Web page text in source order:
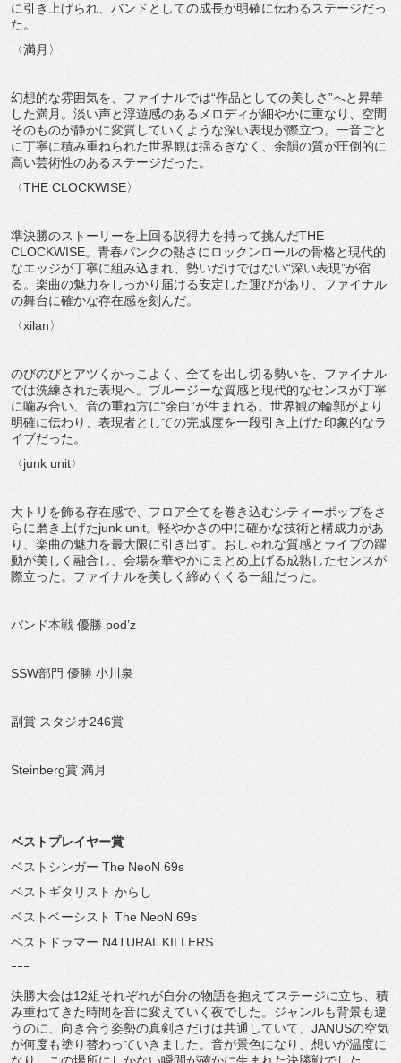
に引き上げられ、バンドとしての成長が明確に伝わるステージだっ
た。
〈満月〉
幻想的な雰囲気を、ファイナルでは“作品としての美しさ”へと昇華
した満月。淡い声と浮遊感のあるメロディが細やかに重なり、空間
そのものが静かに変質していくような深い表現が際立つ。一音ごと
に丁寧に積み重ねられた世界観は揺るぎなく、余韻の質が圧倒的に
高い芸術性のあるステージだった。
〈THE CLOCKWISE〉
準決勝のストーリーを上回る説得力を持って挑んだTHE
CLOCKWISE。青春パンクの熱さにロックンロールの骨格と現代的
なエッジが丁寧に組み込まれ、勢いだけではない“深い表現”が宿
る。楽曲の魅力をしっかり届ける安定した運びがあり、ファイナル
の舞台に確かな存在感を刻んだ。
〈xilan〉
のびのびとアツくかっこよく、全てを出し切る勢いを、ファイナル
では洗練された表現へ。ブルージーな質感と現代的なセンスが丁寧
に噛み合い、音の重ね方に“余白”が生まれる。世界観の輪郭がより
明確に伝わり、表現者としての完成度を一段引き上げた印象的なラ
イブだった。
〈junk unit〉
大トリを飾る存在感で、フロア全てを巻き込むシティーポップをさ
らに磨き上げたjunk unit。軽やかさの中に確かな技術と構成力があ
り、楽曲の魅力を最大限に引き出す。おしゃれな質感とライブの躍
動が美しく融合し、会場を華やかにまとめ上げる成熟したセンスが
際立った。ファイナルを美しく締めくくる一組だった。
ｰｰｰ
バンド本戦 優勝 pod’z
SSW部門 優勝 小川泉
副賞 スタジオ246賞
Steinberg賞 満月
ベストプレイヤー賞
ベストシンガー The NeoN 69s
ベストギタリスト からし
ベストベーシスト The NeoN 69s
ベストドラマー N4TURAL KILLERS
ｰｰｰ
決勝大会は12組それぞれが自分の物語を抱えてステージに立ち、積
み重ねてきた時間を音に変えていく夜でした。ジャンルも背景も違
うのに、向き合う姿勢の真剣さだけは共通していて、JANUSの空気
が何度も塗り替わっていきました。音が景色になり、想いが温度に